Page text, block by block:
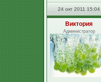
24 окт 2011 15:04
Виктория
Администратор